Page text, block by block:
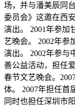
场，并与潘美辰同
委员会》这邀在西
演出。 2001年参加
艺晚会。 2002年参
演出。 2002年参与
善公益活动，担任
春节文艺晚会。
体。 2007年担任首
同时也担任深圳市